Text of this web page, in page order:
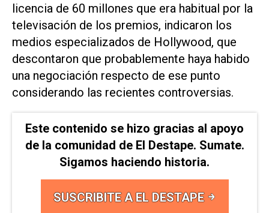
licencia de 60 millones que era habitual por la
televisación de los premios, indicaron los
medios especializados de Hollywood, que
descontaron que probablemente haya habido
una negociación respecto de ese punto
considerando las recientes controversias.
Este contenido se hizo gracias al apoyo
de la comunidad de El Destape. Sumate.
Sigamos haciendo historia.
SUSCRIBITE A EL DESTAPE